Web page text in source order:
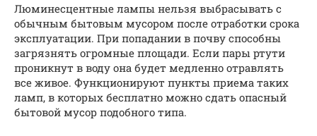
Люминесцентные лампы нельзя выбрасывать с
обычным бытовым мусором после отработки срока
эксплуатации. При попадании в почву способны
загрязнять огромные площади. Если пары ртути
проникнут в воду она будет медленно отравлять
все живое. Функционируют пункты приема таких
ламп, в которых бесплатно можно сдать опасный
бытовой мусор подобного типа.